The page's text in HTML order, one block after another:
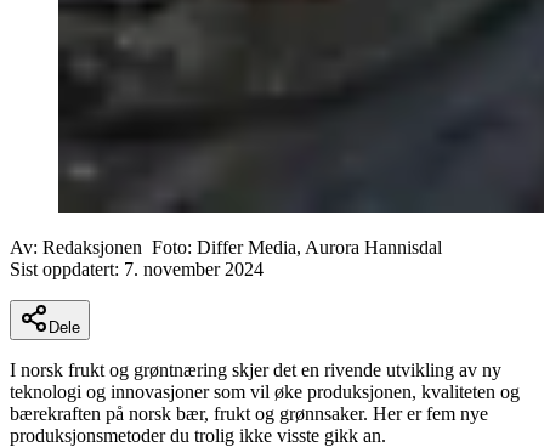
Av: Redaksjonen Foto: Differ Media, Aurora Hannisdal
Sist oppdatert: 7. november 2024
Dele
I norsk frukt og grøntnæring skjer det en rivende utvikling av ny
teknologi og innovasjoner som vil øke produksjonen, kvaliteten og
bærekraften på norsk bær, frukt og grønnsaker. Her er fem nye
produksjonsmetoder du trolig ikke visste gikk an.